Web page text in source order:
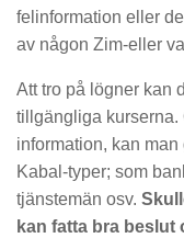
felinformation eller
av någon Zim-eller
Att tro på lögner kan
tillgängliga kurserna.
information, kan
Kabal-typer; som
tjänstemän osv.
kan fatta bra beslut